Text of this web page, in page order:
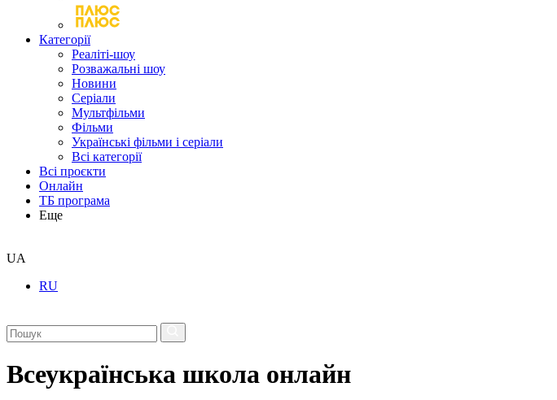
Категорії
Реаліті-шоу
Розважальні шоу
Новини
Серіали
Мультфільми
Фільми
Українські фільми і серіали
Всі категорії
Всі проєкти
Онлайн
ТБ програма
Еще
UA
RU
Всеукраїнська школа онлайн